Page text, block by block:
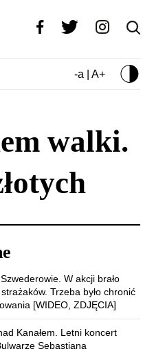
-a | A+
walki.
W akcji brało
Trzeba było chronić
[WIDEO, ZDJĘCIA]
Kanałem. Letni koncert
Sebastiana